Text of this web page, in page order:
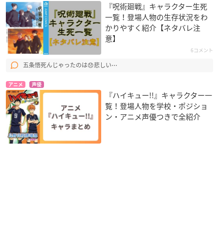
『呪術廻戦』キャラクター生死
一覧！登場人物の生存状況をわ
かりやすく紹介【ネタバレ注
意】
6コメント
五条悟死んじゃったのは😞悲しい⋯
アニメ 声優
『ハイキュー!!』キャラクター一
覧！登場人物を学校・ポジショ
ン・アニメ声優つきで全紹介